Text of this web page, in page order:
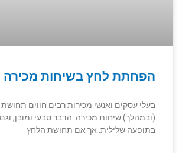
הפחתת לחץ בשיחות מכירה
בעלי עסקים ואנשי מכירות רבים חווים תחושת
(ובמהלך) שיחות מכירה. הדבר טבעי ומובן,
בתופעה שלילית. אך אם תחושת הלחץ